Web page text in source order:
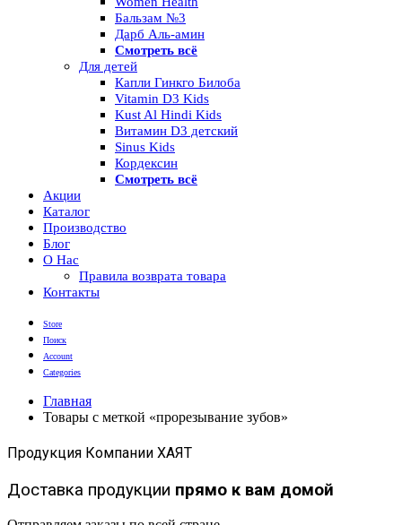
Бальзам №3
Дарб Аль-амин
Смотреть всё
Для детей
Капли Гинкго Билоба
Vitamin D3 Kids
Kust Al Hindi Kids
Витамин D3 детский
Sinus Kids
Кордексин
Смотреть всё
Акции
Каталог
Производство
Блог
О Нас
Правила возврата товара
Контакты
Store
Поиск
Account
Categories
Главная
Товары с меткой «прорезывание зубов»
Продукция Компании ХАЯТ
Доставка продукции прямо к вам домой